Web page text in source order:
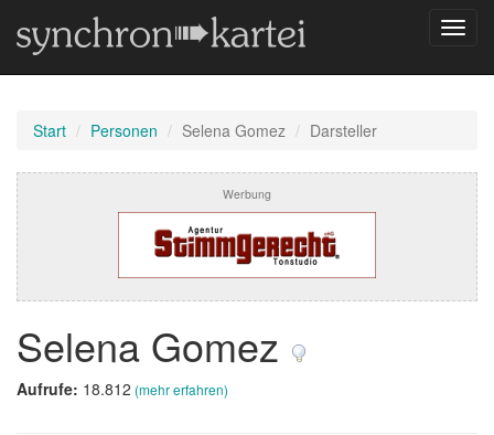
Start Personen Selena Gomez Darsteller
Werbung
Selena Gomez
Aufrufe: 18.812 (mehr erfahren)